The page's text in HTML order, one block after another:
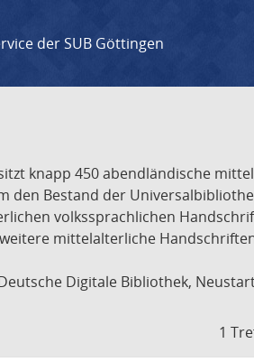
der SUB Göttingen
knapp 450 abendländische
Bestand der
volkssprachlichen
mittelalterliche
Digitale Bibliothek,
1